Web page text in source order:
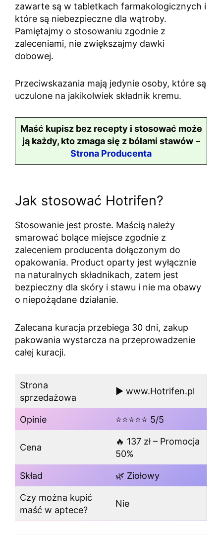
zawarte są w tabletkach farmakologicznych i
które są niebezpieczne dla wątroby.
Pamiętajmy o stosowaniu zgodnie z
zaleceniami, nie zwiększajmy dawki
dobowej.
Przeciwskazania mają jedynie osoby, które są
uczulone na jakikolwiek składnik kremu.
Maść kupisz bez recepty i stosować może
ją każdy, kto zmaga się z bólami stawów–
Strona Producenta
Jak stosować Hotrifen?
Stosowanie jest proste. Maścią należy
smarować bolące miejsce zgodnie z
zaleceniem producenta dołączonym do
opakowania. Product oparty jest wyłącznie
na naturalnych składnikach, zatem jest
bezpieczny dla skóry i stawu i nie ma obawy
o niepożądane działanie.
Zalecana kuracja przebiega 30 dni, zakup
pakowania wystarcza na przeprowadzenie
całej kuracji.
Strona
sprzedażowa
▶️ www.Hotrifen.pl
Opinie ⭐⭐⭐⭐⭐ 5/5
Cena
🔥 137 zł – Promocja
50%
Skład 🌿 Ziołowy
Czy można kupić
maść w aptece?
Nie